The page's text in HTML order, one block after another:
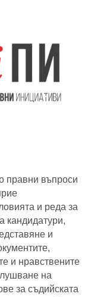
правни въпроси
и реда за
кандидатури,
и
и нравствените
на
за съдийската